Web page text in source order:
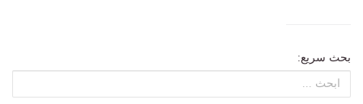
بحث سريع: